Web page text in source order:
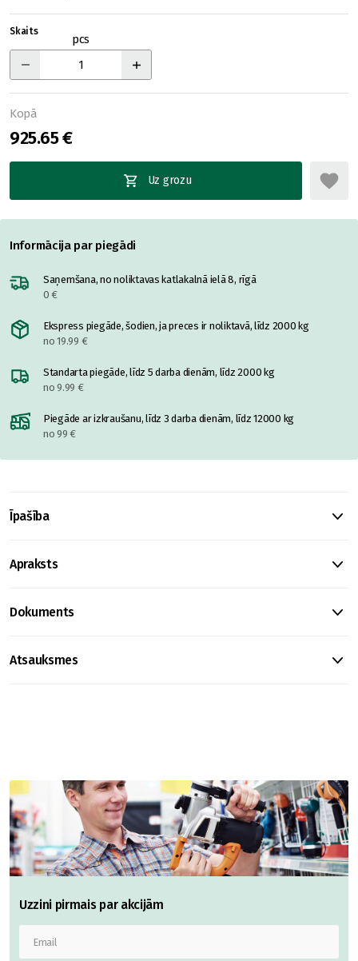
Skaits
pcs
Kopā
925.65 €
Uz grozu
Informācija par piegādi
Saņemšana, no noliktavas katlakalnā ielā 8, rīgā
0 €
Ekspress piegāde, šodien, ja preces ir noliktavā, līdz 2000 kg
no 19.99 €
Standarta piegāde, līdz 5 darba dienām, līdz 2000 kg
no 9.99 €
Piegāde ar izkraušanu, līdz 3 darba dienām, līdz 12000 kg
no 99 €
Īpašība
Apraksts
Dokuments
Atsauksmes
Uzzini pirmais par akcijām